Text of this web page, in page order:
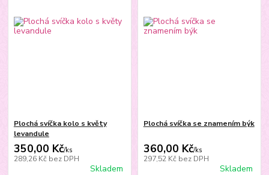
Plochá svíčka kolo s květy
levandule
350,00 Kč/ks
289,26 Kč bez DPH
Skladem
Plochá svíčka se znamením býk
360,00 Kč/ks
297,52 Kč bez DPH
Skladem